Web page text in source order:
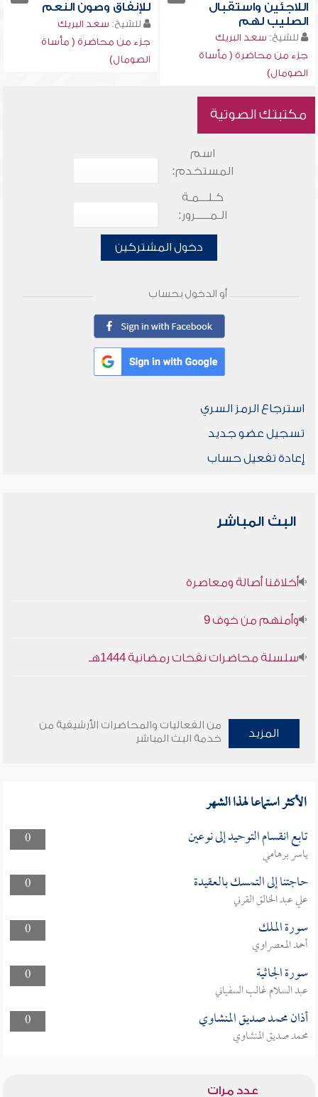
اللاجئين واستقبال
الصليب لهم
للشيخ: سعد البريك
جزء من محاضرة ( مأساة
الصومال)
للإنفاق وصون النعم
للشيخ: سعد البريك
جزء من محاضرة ( مأساة
الصومال)
مكتبتك الصوتية
اسم
المستخدم:
كـلـــمـة
الـمـــــرور:
دخول المشتركين
أو الدخول بحساب
استرجاع الرمز السري
تسجيل عضو جديد
إعادة تفعيل حساب
البث المباشر
أخلاقنا أصالة ومعاصرة
وأمنهم من خوف 9
سلسلة محاضرات نفحات رمضانية 1444هـ
المزيد
من الفعاليات والمحاضرات الأرشيفية من
خدمة البث المباشر
الأكثر استماعا لهذا الشهر
0 تابع انقسام التوحيد إلى نوعين
ياسر برهامي
0
حاجتنا إلى التمسك بالعقيدة
علي عبد الخالق القرني
0
سورة الملك
أحمد المعصراوي
0
سورة الجاثية
عبد السلام غالب السفياني
0
أذان محمد صديق المنشاوي
محمد صديق المنشاوي
عدد مرات